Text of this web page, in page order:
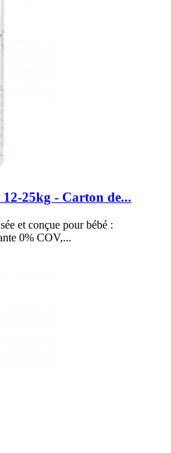
25kg - Carton de...
et conçue pour bébé :
0% COV,...